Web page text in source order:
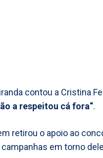
contou a Cristina
a respeitou cá fora“.
retirou o apoio ao
em torno